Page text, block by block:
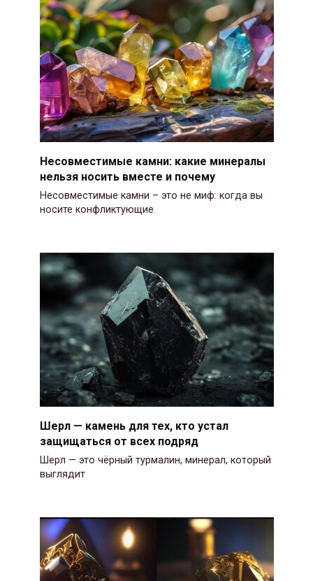
Несовместимые камни: какие минералы
нельзя носить вместе и почему
Несовместимые камни – это не миф: когда вы
носите конфликтующие
Шерл — камень для тех, кто устал
защищаться от всех подряд
Шерл — это чёрный турмалин, минерал, который
выглядит